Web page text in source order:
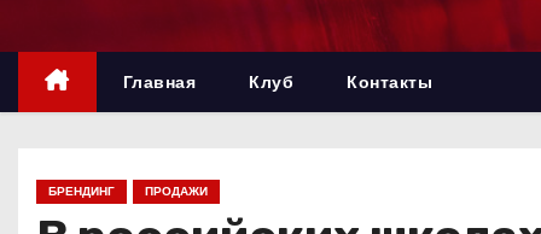
д
Главная Клуб Контакты
БРЕНДИНГ ПРОДАЖИ